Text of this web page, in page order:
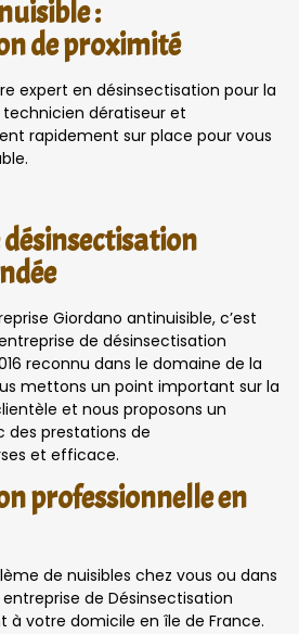
:
de proximité
expert en désinsectisation pour la
technicien dératiseur et
rapidement sur place pour vous
Giordano antinuisible, c’est
de désinsectisation
reconnu dans le domaine de la
mettons un point important sur la
et nous proposons un
des prestations de
et efficace.
professionnelle en
de nuisibles chez vous ou dans
de Désinsectisation
à votre domicile en île de France.